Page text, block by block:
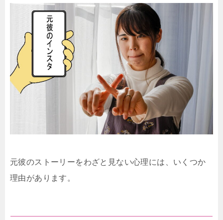
元彼のストーリーをわざと見ない心理には、いくつか
理由があります。